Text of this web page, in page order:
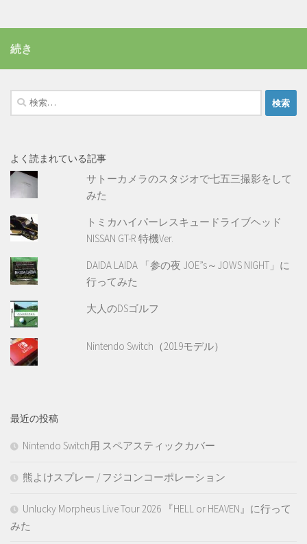
続き
検
索:
よく読まれている記事
サトーカメラのスタジオで七五三撮影をして
みた
トミカハイパーレスキュードライブヘッド
NISSAN GT-R 特機Ver.
DAIDA LAIDA 「参の夜 JOE”s～JOWS NIGHT」に
行ってみた
大人のDSゴルフ
Nintendo Switch（2019モデル）
最近の投稿
Nintendo Switch用 スペアスティックカバー
熊よけスプレー / フジコンコーポレーション
Unlucky Morpheus Live Tour 2026 『HELL or HEAVEN』に行って
みた